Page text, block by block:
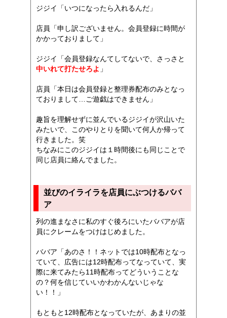
ジジイ「いつになったら入れるんだ」
店員「申し訳ございません。会員登録に時間が
かかっておりまして」
ジジイ「会員登録なんてしてないで、さっさと
中いれて打たせろよ 」
店員「本日は会員登録と整理券配布のみとなっ
ておりまして…ご遊戯はできません」
趣旨を理解せずに並んでいるジジイが沢山いた
みたいで、このやりとりを聞いて何人か帰って
行きました。笑
ちなみにこのジジイは１時間後にも同じことで
同じ店員に絡んでました。
並びのイライラを店員にぶつけるババ
ア
列の進まなさに私のすぐ後ろにいたババアが店
員にクレームをつけはじめました。
ババア「あのさ！！ネットでは10時配布となっ
ていて、広告には12時配布ってなっていて、実
際に来てみたら11時配布ってどういうことな
の？何を信じていいかわかんないじゃな
い！！」
もともと12時配布となっていたが、あまりの並